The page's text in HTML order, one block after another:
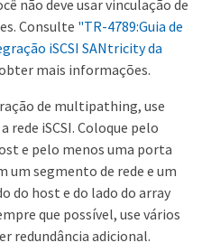
não deve usar vinculação de
Consulte "TR-4789:Guia de
iSCSI SANtricity da
mais informações.
de multipathing, use
rede iSCSI. Coloque pelo
e pelo menos uma porta
um segmento de rede e um
do host e do lado do array
que possível, use vários
redundância adicional.